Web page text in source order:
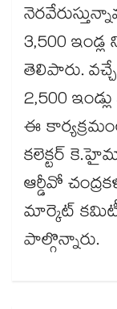
3,500
తెలిపారు.
2,500
ఈ
కలెక్టర్
ఆర్డీవో
మార్కెట్ కమిటీ
పాల్గొన్నారు.